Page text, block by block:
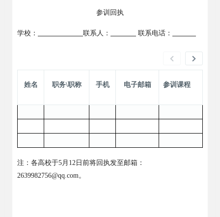
参训回执
学校： 联系人： 联系电话：
姓名 职务\职称 手机 电子邮箱 参训课程
注：各高校于5 月 12 日前将回执发至邮箱：
2639982756@qq.com 。